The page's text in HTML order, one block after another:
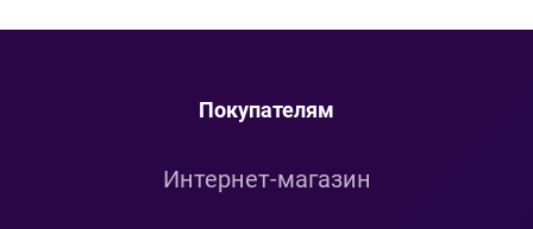
Покупателям
Интернет-магазин